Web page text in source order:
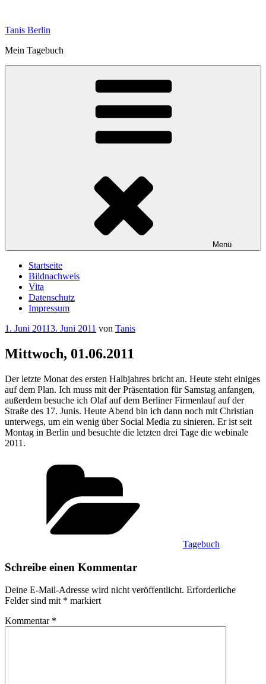
springen
Tanis Berlin
Mein Tagebuch
Menü
Startseite
Bildnachweis
Vita
Datenschutz
Impressum
Veröffentlicht
1. Juni 20113. Juni 2011 von Tanis
Mittwoch, 01.06.2011
Der letzte Monat des ersten Halbjahres bricht an. Heute steht einiges
auf dem Plan. Ich muss mit der Präsentation für Samstag anfangen,
außerdem besuche ich Olaf auf dem Berliner Firmenlauf auf der
Straße des 17. Junis. Heute Abend bin ich dann noch mit Christian
unterwegs, um ein wenig über Social Media zu sinieren. Er ist seit
Montag in Berlin und besuchte die letzten drei Tage die webinale
2011.
Tagebuch
Schreibe einen Kommentar
Deine E-Mail-Adresse wird nicht veröffentlicht. Erforderliche
Felder sind mit * markiert
Kommentar *